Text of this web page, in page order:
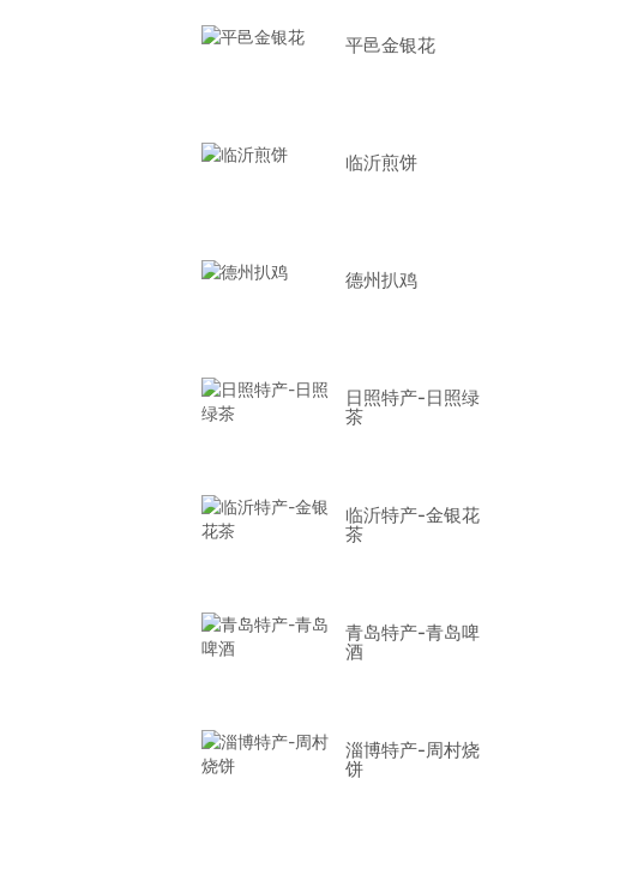
平邑金银花
临沂煎饼
德州扒鸡
日照特产-日照绿
茶
临沂特产-金银花
茶
青岛特产-青岛啤
酒
淄博特产-周村烧
饼